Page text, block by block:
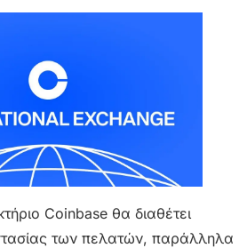
Coinbase θα διαθέτει
των πελατών, παράλληλα